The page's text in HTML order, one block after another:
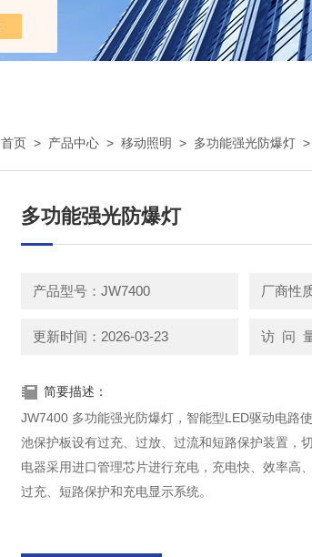
首页 > 产品中心 > 移动照明 > 多功能强光防爆灯 >
多功能强光防爆灯
产品型号：JW7400 厂商性
更新时间：2026-03-23 访 问
简要描述：
JW7400 多功能强光防爆灯，智能型LED驱动电路
池保护板设有过充、过放、过流和短路保护装置，
电器采用进口管理芯片进行充电，充电快、效率高
过充、短路保护和充电显示系统。